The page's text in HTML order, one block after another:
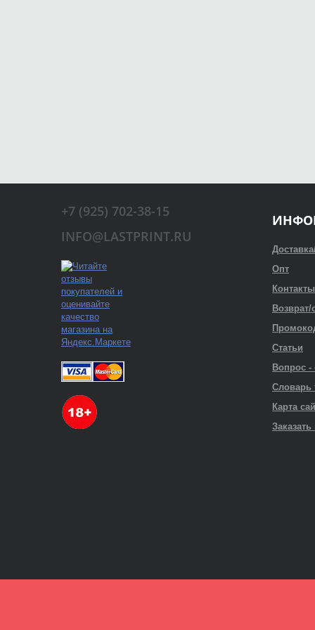
+7 (925) 702-38-15
INFO@LASTPRINT.RU
Опт
Контакты
Статьи
Вопрос -
Словарь
Карта